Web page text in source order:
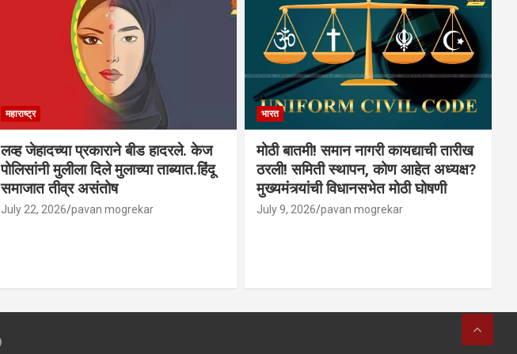
महाराष्ट्र
लव्ह जेहादच्या प्रकाराने बीड हादरले. केज
पोलिसांनी मुलीला दिले मुलाच्या ताब्यात.हिंदू
समाजात तीव्र असंतोष
July 22, 2026 pavan mogrekar
भारत
मोठी बातमी! समान नागरी कायद्याची तारीख
ठरली! समिती स्थापन, कोण आहेत अध्यक्ष?
मुख्यमंत्र्यांची विधानसभेत मोठी घोषणी
July 9, 2026 pavan mogrekar